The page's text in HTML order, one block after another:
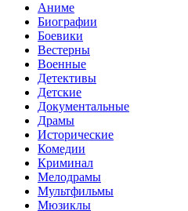
Аниме
Биографии
Боевики
Вестерны
Военные
Детективы
Детские
Документальные
Драмы
Исторические
Комедии
Криминал
Мелодрамы
Мультфильмы
Мюзиклы